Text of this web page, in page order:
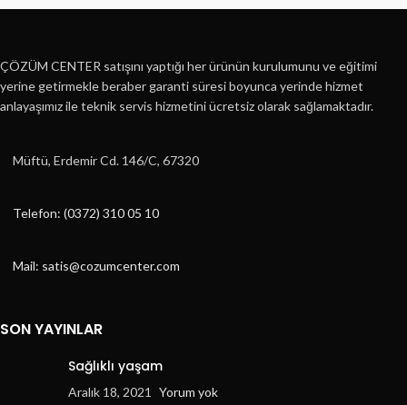
ÇÖZÜM CENTER satışını yaptığı her ürünün kurulumunu ve eğitimi
yerine getirmekle beraber garanti süresi boyunca yerinde hizmet
anlayaşımız ile teknik servis hizmetini ücretsiz olarak sağlamaktadır.
Müftü, Erdemir Cd. 146/C, 67320
Telefon: (0372) 310 05 10
Mail: satis@cozumcenter.com
SON YAYINLAR
Sağlıklı yaşam
Aralık 18, 2021 Yorum yok